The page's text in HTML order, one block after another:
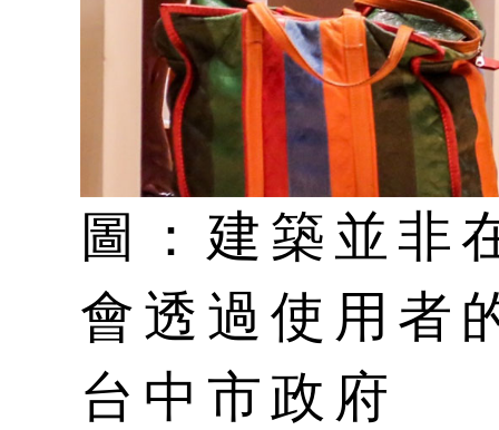
圖：建築並非
會透過使用者
台中市政府